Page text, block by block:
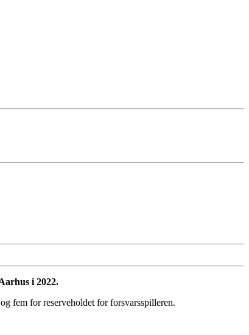
i 2022.
fem for reserveholdet for forsvarsspilleren.